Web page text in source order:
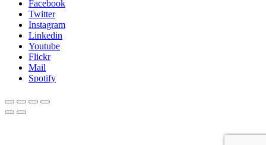
Facebook
Twitter
Instagram
Linkedin
Youtube
Flickr
Mail
Spotify